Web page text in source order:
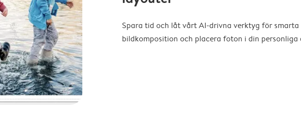
Spara tid och låt vårt AI-drivna verktyg för
bildkomposition och placera foton i din personliga